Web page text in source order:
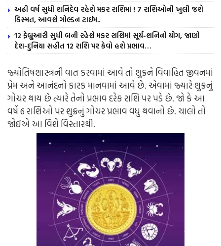
અઢી વર્ષ સુધી શનિદેવ રહેશે મકર રાશિમાં ! 7 રાશિઓની ખુલી જશે
કિસ્મત, આવશે ગોલ્ડન ટાઈમ..
12 ફેબ્રુઆરી સુધી બની રહેશે મકર રાશિમાં સૂર્ય-શનિનો યોગ, જાણો
દેશ-દુનિયા સહીત 12 રાશિ પર કેવો હશે પ્રભાવ…
જ્યોતિષશાસ્ત્રની વાત કરવામાં આવે તો શુક્રને વિવાહિત જીવનમાં
પ્રેમ અને આનંદનો કારક માનવામાં આવે છે. એવામાં જ્યારે શુક્રનું
ગોચર થાય છે ત્યારે તેનો પ્રભાવ દરેક રાશિ પર પડે છે. જો કે આ
વર્ષે 6 રાશિઓ પર શુક્રનું ગોચર પ્રભાવ વધુ થવાનો છે. ચાલો તો
જોઈએ આ વિશે વિસ્તારથી.